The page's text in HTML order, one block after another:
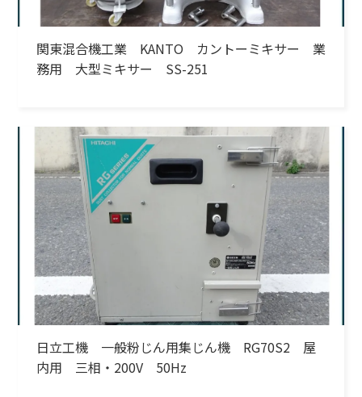
関東混合機工業 KANTO カントーミキサー 業
務用 大型ミキサー SS-251
日立工機 一般粉じん用集じん機 RG70S2 屋
内用 三相・200V 50Hz